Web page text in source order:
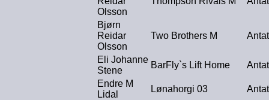
Olsson
Bjørn
Reidar
Olsson
Two Brothers M
Eli Johanne
Stene
BarFly`s Lift Home
Endre M
Lidal
Lønahorgi 03